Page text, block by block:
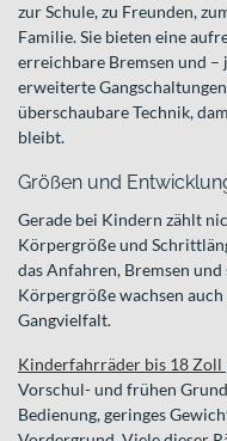
zur Schule, zu Freunden,
Familie. Sie bieten eine
erreichbare Bremsen und –
erweiterte
überschaubare Technik,
bleibt.
Größen und
Gerade bei Kindern zählt
Körpergröße und
das Anfahren, Bremsen
Körpergröße wachsen
Gangvielfalt.
Kinderfahrräder bis 18 Zoll
Vorschul- und frühen
Bedienung, geringes